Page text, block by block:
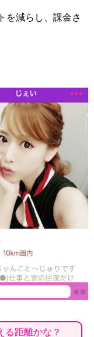
を減らし、課金さ
る距離かな？